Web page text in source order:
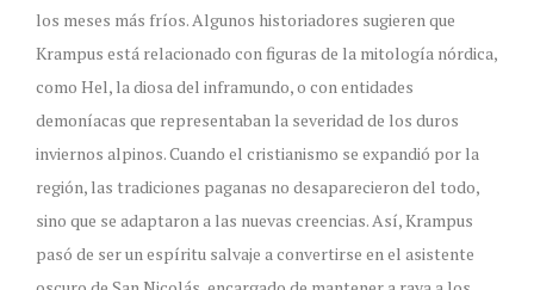
los meses más fríos. Algunos historiadores sugieren que
Krampus está relacionado con figuras de la mitología nórdica,
como Hel, la diosa del inframundo, o con entidades
demoníacas que representaban la severidad de los duros
inviernos alpinos. Cuando el cristianismo se expandió por la
región, las tradiciones paganas no desaparecieron del todo,
sino que se adaptaron a las nuevas creencias. Así, Krampus
pasó de ser un espíritu salvaje a convertirse en el asistente